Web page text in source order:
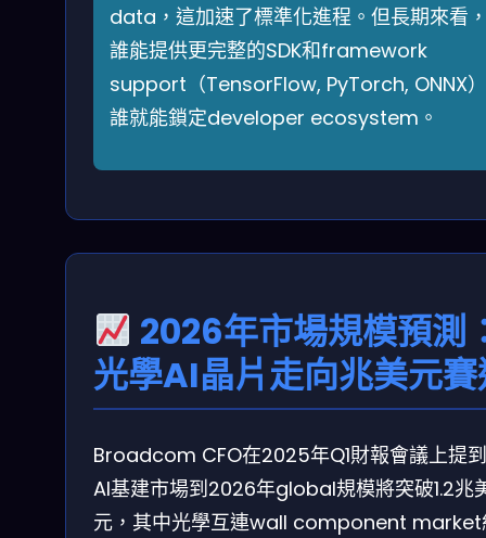
data，這加速了標準化進程。但長期來看
誰能提供更完整的SDK和framework
support（TensorFlow, PyTorch, ONNX
誰就能鎖定developer ecosystem。
2026年市場規模預測
光學AI晶片走向兆美元
Broadcom CFO在2025年Q1財報會議上提
AI基建市場到2026年global規模將突破1.2兆
元，其中光學互連wall component market